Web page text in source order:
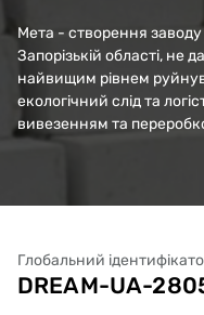
Мета - створення заводу
Запорізькій області, не
найвищим рівнем
екологічний слід та
вивезенням та
Глобальний
DREAM-UA-